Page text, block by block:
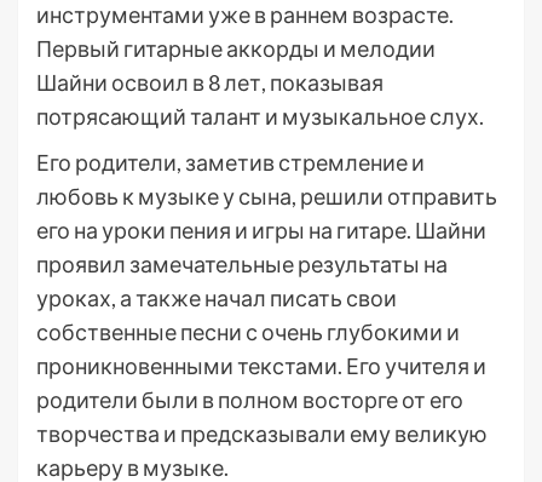
инструментами уже в раннем возрасте.
Первый гитарные аккорды и мелодии
Шайни освоил в 8 лет, показывая
потрясающий талант и музыкальное слух.
Его родители, заметив стремление и
любовь к музыке у сына, решили отправить
его на уроки пения и игры на гитаре. Шайни
проявил замечательные результаты на
уроках, а также начал писать свои
собственные песни с очень глубокими и
проникновенными текстами. Его учителя и
родители были в полном восторге от его
творчества и предсказывали ему великую
карьеру в музыке.